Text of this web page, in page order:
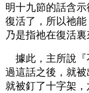
明十九節的話含
復活了，所以祂能
乃是指祂在復活裏
據此，主所說
過這話之後，就
就被釘了十字架